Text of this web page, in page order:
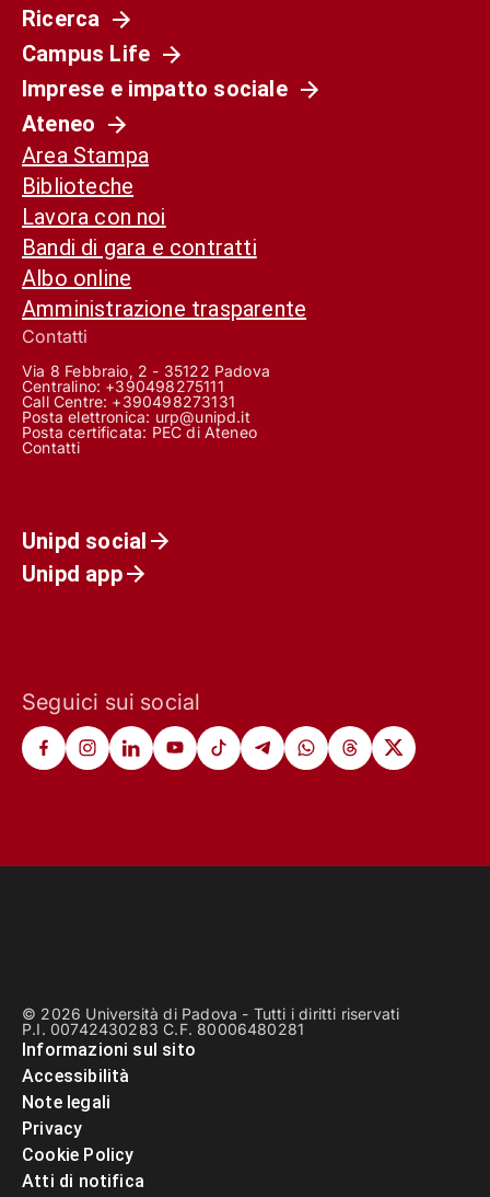
Ricerca
Campus Life
Imprese e impatto sociale
Ateneo
Area Stampa
Biblioteche
Lavora con noi
Bandi di gara e contratti
Albo online
Amministrazione trasparente
Contatti
Via 8 Febbraio, 2 - 35122 Padova
Centralino: +390498275111
Call Centre: +390498273131
Posta elettronica: urp@unipd.it
Posta certificata: PEC di Ateneo
Contatti
Unipd social
Unipd app
Seguici sui social
© 2026 Università di Padova - Tutti i diritti riservati
P.I. 00742430283 C.F. 80006480281
Informazioni sul sito
Accessibilità
Note legali
Privacy
Cookie Policy
Atti di notifica